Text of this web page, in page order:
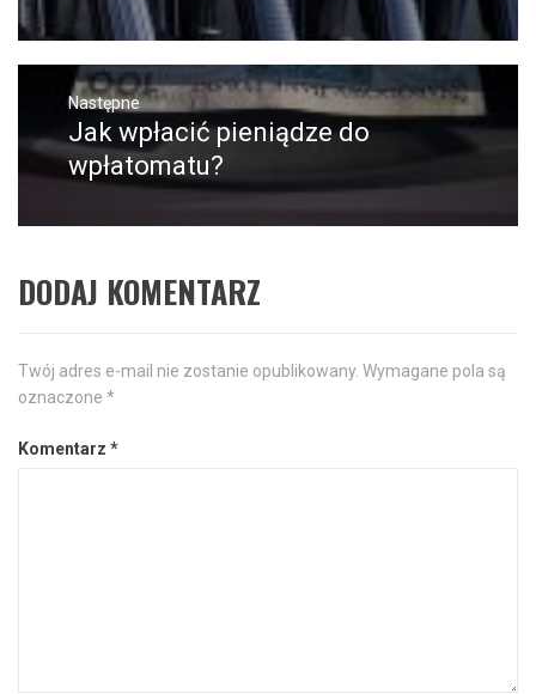
Następne
Następny
post:
Jak wpłacić pieniądze do
wpłatomatu?
DODAJ KOMENTARZ
Twój adres e-mail nie zostanie opublikowany. Wymagane pola są
oznaczone *
Komentarz *